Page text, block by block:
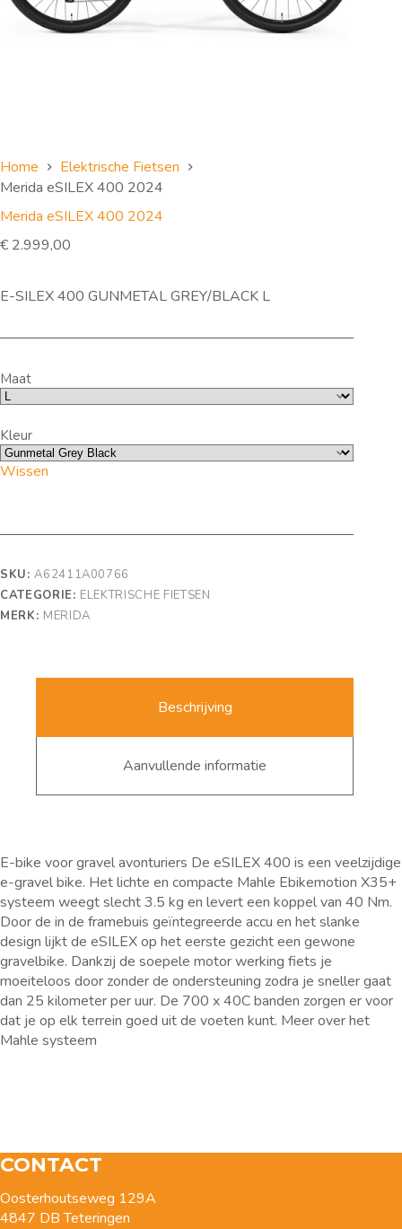
Home
Elektrische Fietsen
Merida eSILEX 400 2024
Merida eSILEX 400 2024
€ 2.999,00
E-SILEX 400 GUNMETAL GREY/BLACK L
Maat
Kleur
Wissen
SKU:A62411A00766
CATEGORIE: ELEKTRISCHE FIETSEN
MERK: MERIDA
Beschrijving
Aanvullende informatie
E-bike voor gravel avonturiers De eSILEX 400 is een veelzijdige
e-gravel bike. Het lichte en compacte Mahle Ebikemotion X35+
systeem weegt slecht 3.5 kg en levert een koppel van 40 Nm.
Door de in de framebuis geïntegreerde accu en het slanke
design lijkt de eSILEX op het eerste gezicht een gewone
gravelbike. Dankzij de soepele motor werking fiets je
moeiteloos door zonder de ondersteuning zodra je sneller gaat
dan 25 kilometer per uur. De 700 x 40C banden zorgen er voor
dat je op elk terrein goed uit de voeten kunt. Meer over het
Mahle systeem
CONTACT
Oosterhoutseweg 129A
4847 DB Teteringen